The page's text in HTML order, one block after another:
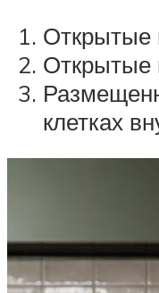
Открытые
Открытые
клетках